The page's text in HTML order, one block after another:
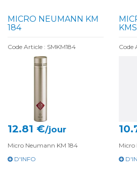
MICRO NEUMANN KM
184
Code Article : SMKM184
12.81 €/jour
Micro Neumann KM 184
D'INFO
Code
Micro